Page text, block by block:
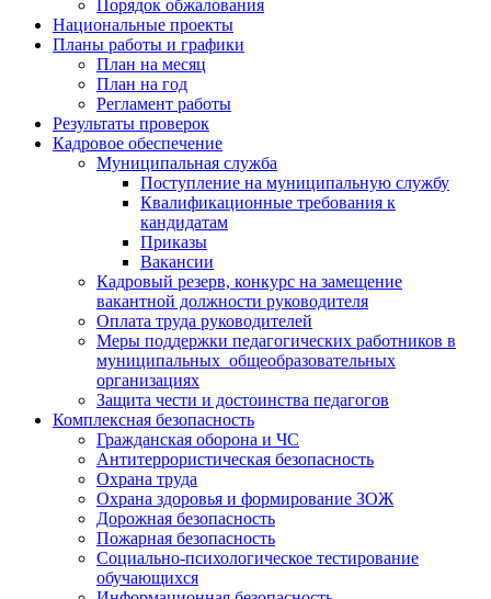
Порядок обжалования
Национальные проекты
Планы работы и графики
План на месяц
План на год
Регламент работы
Результаты проверок
Кадровое обеспечение
Муниципальная служба
Поступление на муниципальную службу
Квалификационные требования к
кандидатам
Приказы
Вакансии
Кадровый резерв, конкурс на замещение
вакантной должности руководителя
Оплата труда руководителей
Меры поддержки педагогических работников в
муниципальных общеобразовательных
организациях
Защита чести и достоинства педагогов
Комплексная безопасность
Гражданская оборона и ЧС
Антитеррористическая безопасность
Охрана труда
Охрана здоровья и формирование ЗОЖ
Дорожная безопасность
Пожарная безопасность
Социально-психологическое тестирование
обучающихся